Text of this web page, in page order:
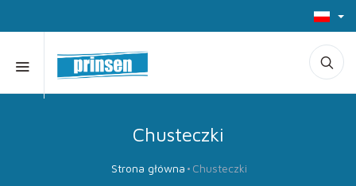
Chusteczki
Strona główna Chusteczki